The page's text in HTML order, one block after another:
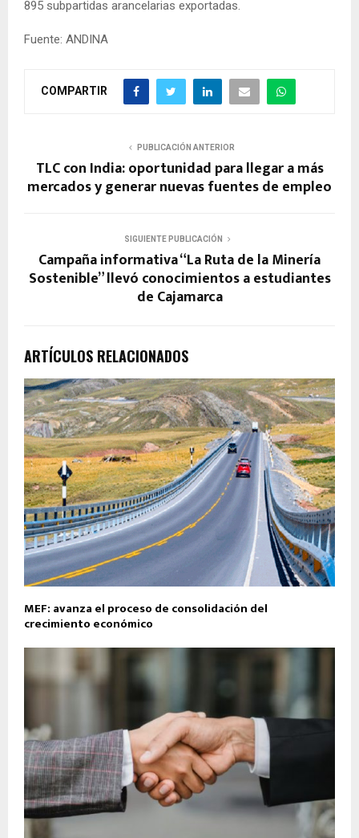
895 subpartidas arancelarias exportadas.
Fuente: ANDINA
COMPARTIR
PUBLICACIÓN ANTERIOR
TLC con India: oportunidad para llegar a más
mercados y generar nuevas fuentes de empleo
SIGUIENTE PUBLICACIÓN
Campaña informativa “La Ruta de la Minería
Sostenible” llevó conocimientos a estudiantes
de Cajamarca
ARTÍCULOS RELACIONADOS
MEF: avanza el proceso de consolidación del
crecimiento económico